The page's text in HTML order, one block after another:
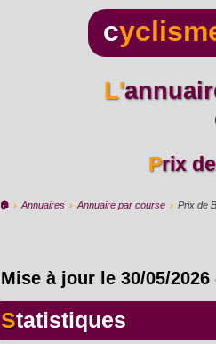
c
L'annuaire du dopage par
Prix
🏠︎ › Annuaires › Annuaire par course › Prix de
Mise à jour le 30/05/2026
Statistiques